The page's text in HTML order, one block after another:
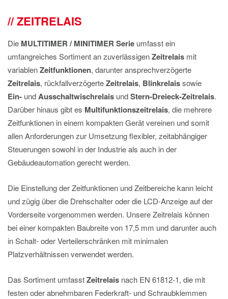
DATENSCHUTZ
ZEITRELAIS
Die MULTITIMER / MINITIMER Serie umfasst ein
umfangreiches Sortiment an zuverlässigenZeitrelais mit
variablenZeitfunktionen, darunter ansprechverzögerte
Zeitrelais, rückfallverzögerteZeitrelais, Blinkrelaissowie
Ein- undAusschaltwischrelais undStern-Dreieck-Zeitrelais.
Darüber hinaus gibt es Multifunktionszeitrelais, die mehrere
Zeitfunktionen in einem kompakten Gerät vereinen und somit
allen Anforderungen zur Umsetzung flexibler, zeitabhängiger
Steuerungen sowohl in der Industrie als auch in der
Gebäudeautomation gerecht werden.
Die Einstellung der Zeitfunktionen und Zeitbereiche kann leicht
und zügig über die Drehschalter oder die LCD-Anzeige auf der
Vorderseite vorgenommen werden. Unsere Zeitrelais können
bei einer kompakten Baubreite von 17,5 mm und darunter auch
in Schalt- oder Verteilerschränken mit minimalen
Platzverhältnissen verwendet werden.
Das Sortiment umfasstZeitrelais nach EN 61812-1, die mit
festen oder abnehmbaren Federkraft- und Schraubklemmen